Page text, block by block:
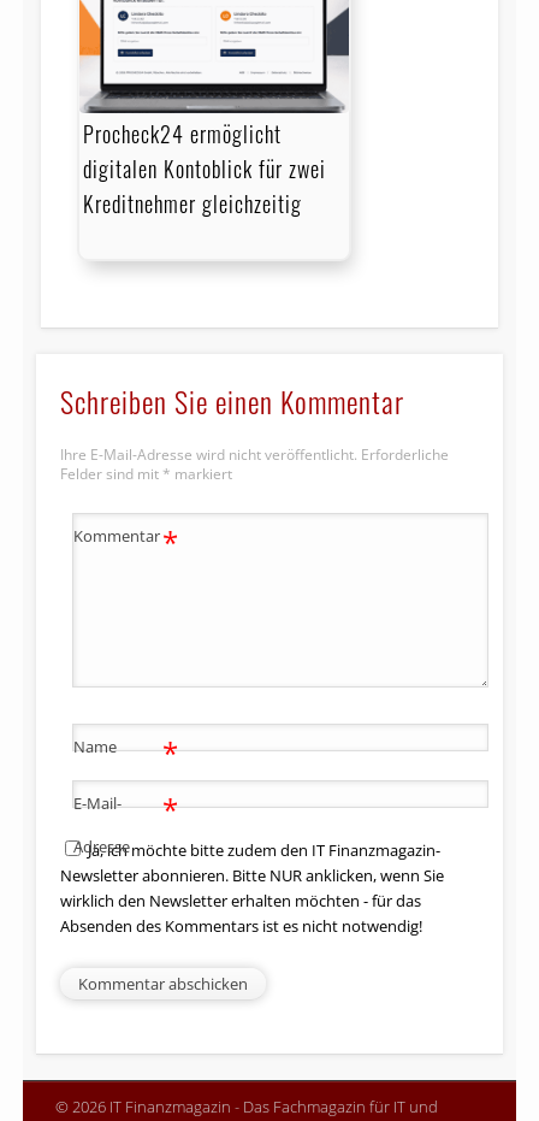
Procheck24 ermöglicht
digitalen Kontoblick für zwei
Kreditnehmer gleichzeitig
Schreiben Sie einen Kommentar
Ihre E-Mail-Adresse wird nicht veröffentlicht. Erforderliche
Felder sind mit * markiert
Kommentar*
Name *
E-Mail-
Adresse
*
Ja, ich möchte bitte zudem den IT Finanzmagazin-
Newsletter abonnieren. Bitte NUR anklicken, wenn Sie
wirklich den Newsletter erhalten möchten - für das
Absenden des Kommentars ist es nicht notwendig!
© 2026 IT Finanzmagazin - Das Fachmagazin für IT und